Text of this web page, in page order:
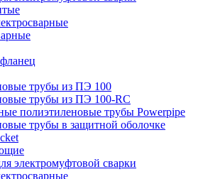
трубы из ПЭ 100
трубы из ПЭ 100-RC
полиэтиленовые трубы Powerpipe
трубы в защитной оболочке
электромуфтовой сварки